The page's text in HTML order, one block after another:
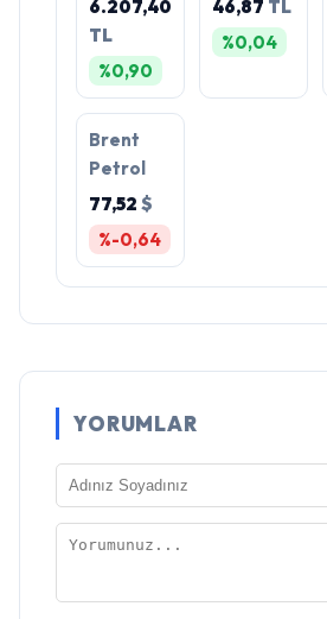
6.207,40
TL
%0,90
46,87 TL
%0,04
Brent
Petrol
77,52 $
%-0,64
YORUMLAR